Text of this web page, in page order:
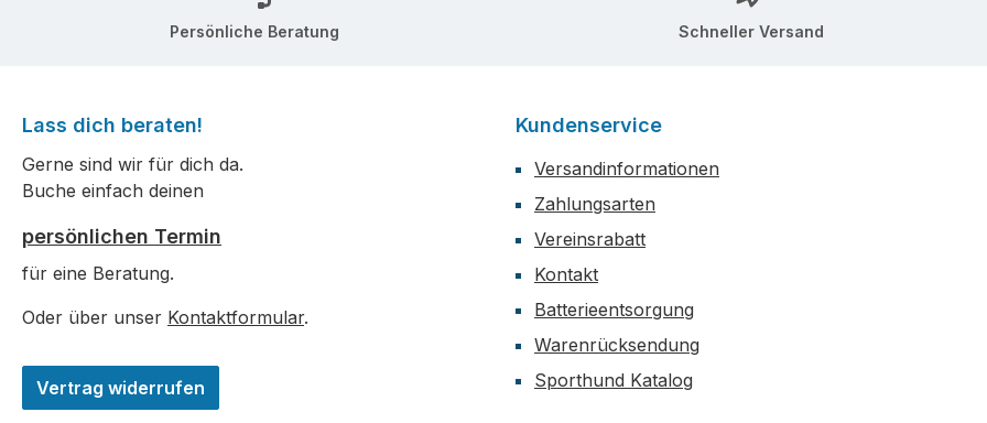
Persönliche Beratung Schneller Versand
Lass dich beraten!
Gerne sind wir für dich da.
Buche einfach deinen
persönlichen Termin
für eine Beratung.
Oder über unser Kontaktformular.
Vertrag widerrufen
Kundenservice
Versandinformationen
Zahlungsarten
Vereinsrabatt
Kontakt
Batterieentsorgung
Warenrücksendung
Sporthund Katalog